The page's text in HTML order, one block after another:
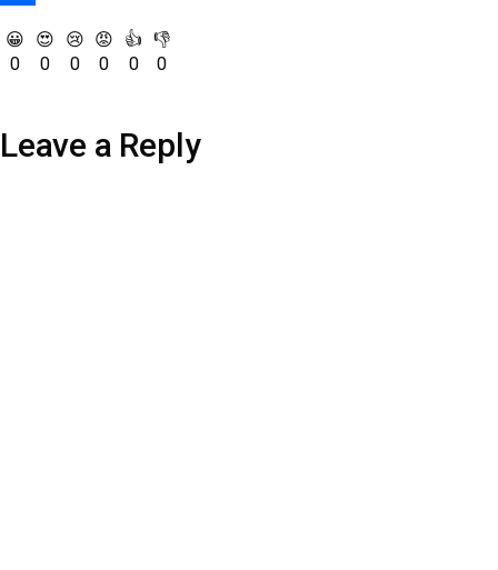
😀
0
😍
0
😢
0
😡
0
👍
0
👎
0
Leave a Reply